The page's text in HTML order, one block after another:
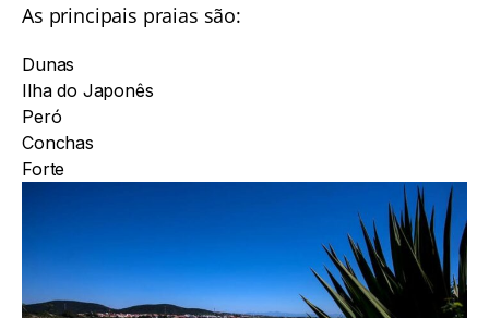
As principais praias são:
Dunas
Ilha do Japonês
Peró
Conchas
Forte